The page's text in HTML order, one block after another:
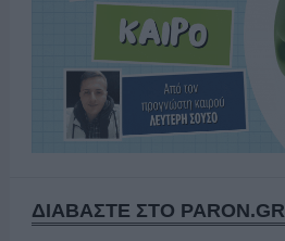
ΔΙΑΒΑΣΤΕ ΣΤΟ PARON.GR